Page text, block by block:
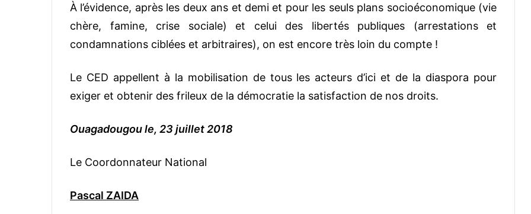
À l’évidence, après les deux ans et demi et pour les seuls plans socioéconomique (vie
chère, famine, crise sociale) et celui des libertés publiques (arrestations et
condamnations ciblées et arbitraires), on est encore très loin du compte !
Le CED appellent à la mobilisation de tous les acteurs d’ici et de la diaspora pour
exiger et obtenir des frileux de la démocratie la satisfaction de nos droits.
Ouagadougou le, 23 juillet 2018
Le Coordonnateur National
Pascal ZAIDA